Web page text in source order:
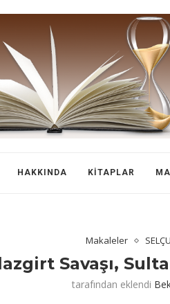
HAKKINDA KITAPLAR
Makaleler
Savaşı,
tarafından eklendi